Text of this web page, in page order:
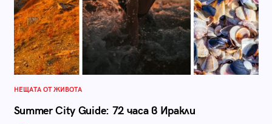
НЕЩАТА ОТ ЖИВОТА
Summer City Guide: 72 часа в Иракли